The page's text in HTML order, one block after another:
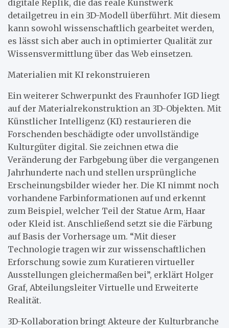
digitale Replik, die das reale Kunstwerk
detailgetreu in ein 3D-Modell überführt. Mit diesem
kann sowohl wissenschaftlich gearbeitet werden,
es lässt sich aber auch in optimierter Qualität zur
Wissensvermittlung über das Web einsetzen.
Materialien mit KI rekonstruieren
Ein weiterer Schwerpunkt des Fraunhofer IGD liegt
auf der Materialrekonstruktion an 3D-Objekten. Mit
Künstlicher Intelligenz (KI) restaurieren die
Forschenden beschädigte oder unvollständige
Kulturgüter digital. Sie zeichnen etwa die
Veränderung der Farbgebung über die vergangenen
Jahrhunderte nach und stellen ursprüngliche
Erscheinungsbilder wieder her. Die KI nimmt noch
vorhandene Farbinformationen auf und erkennt
zum Beispiel, welcher Teil der Statue Arm, Haar
oder Kleid ist. Anschließend setzt sie die Färbung
auf Basis der Vorhersage um. “Mit dieser
Technologie tragen wir zur wissenschaftlichen
Erforschung sowie zum Kuratieren virtueller
Ausstellungen gleichermaßen bei”, erklärt Holger
Graf, Abteilungsleiter Virtuelle und Erweiterte
Realität.
3D-Kollaboration bringt Akteure der Kulturbranche